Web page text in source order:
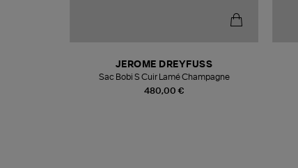
480,00 €
JEROME DREYFUSS
Sac Bobi S Cuir Lamé Champagne